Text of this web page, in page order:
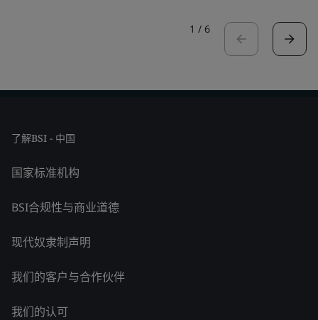
1 / 6
了解BSI - 中国
国家标准机构
BSI合规性与商业道德
现代奴隶制声明
我们的客户与合作伙伴
我们的认可